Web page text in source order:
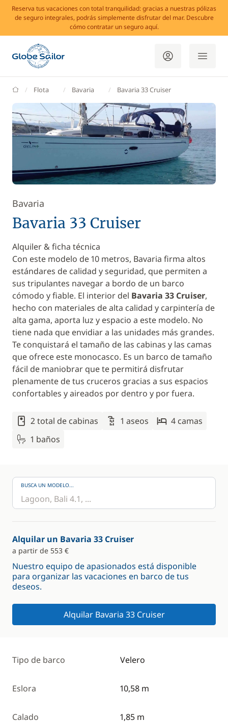
Reserva tus vacaciones con total tranquilidad: gracias a nuestras pólizas
de seguro integrales, podrás simplemente disfrutar del mar. Descubre
cómo contratar un seguro aquí.
GlobeSailor
Flota Bavaria Bavaria 33 Cruiser
Bavaria
Bavaria 33 Cruiser
Alquiler & ficha técnica
Con este modelo de 10 metros, Bavaria firma altos
estándares de calidad y seguridad, que permiten a
sus tripulantes navegar a bordo de un barco
cómodo y fiable. El interior del Bavaria 33 Cruiser,
hecho con materiales de alta calidad y carpintería de
alta gama, aporta luz y espacio a este modelo. No
tiene nada que envidiar a las unidades más grandes.
Te conquistará el tamaño de las cabinas y las camas
que ofrece este monocasco. Es un barco de tamaño
fácil de maniobrar que te permitirá disfrutar
plenamente de tus cruceros gracias a sus espacios
confortables y aireados por dentro y por fuera.
2 total de cabinas 1 aseos
4 camas
1 baños
BUSCA UN MODELO...
Alquilar un Bavaria 33 Cruiser
a partir de 553 €
Nuestro equipo de apasionados está disponible
para organizar las vacaciones en barco de tus
deseos.
Alquilar Bavaria 33 Cruiser
Tipo de barco Velero
Eslora 10,58 m
Calado 1,85 m